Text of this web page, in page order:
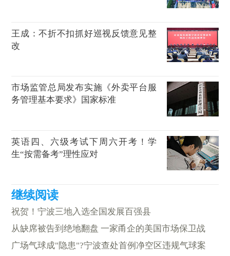
王成：不折不扣抓好巡视反馈意见整
改
市场监管总局发布实施《外卖平台服
务管理基本要求》国家标准
英语四、六级考试下周六开考！学
生“按需备考”理性应对
祝贺！宁波三地入选全国发展百强县
从缺席被告到绝地翻盘 一家甬企的美国市场保卫战
广场气球成"隐患"?宁波查处首例净空区违规气球案